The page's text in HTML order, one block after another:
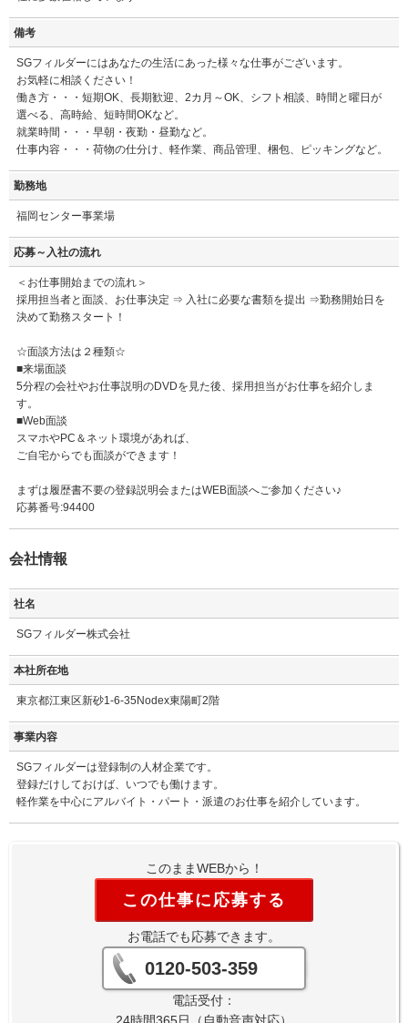
備考
SGフィルダーにはあなたの生活にあった様々な仕事がございます。
お気軽に相談ください！
働き方・・・短期OK、長期歓迎、2カ月～OK、シフト相談、時間と曜日が
選べる、高時給、短時間OKなど。
就業時間・・・早朝・夜勤・昼勤など。
仕事内容・・・荷物の仕分け、軽作業、商品管理、梱包、ピッキングなど。
勤務地
福岡センター事業場
応募～入社の流れ
＜お仕事開始までの流れ＞
採用担当者と面談、お仕事決定 ⇒ 入社に必要な書類を提出 ⇒勤務開始日を
決めて勤務スタート！
☆面談方法は２種類☆
■来場面談
5分程の会社やお仕事説明のDVDを見た後、採用担当がお仕事を紹介しま
す。
■Web面談
スマホやPC＆ネット環境があれば、
ご自宅からでも面談ができます！
まずは履歴書不要の登録説明会またはWEB面談へご参加ください♪
応募番号:94400
会社情報
社名
SGフィルダー株式会社
本社所在地
東京都江東区新砂1-6-35Nodex東陽町2階
事業内容
SGフィルダーは登録制の人材企業です。
登録だけしておけば、いつでも働けます。
軽作業を中心にアルバイト・パート・派遣のお仕事を紹介しています。
このままWEBから！
この仕事に応募する
お電話でも応募できます。
0120-503-359
電話受付：
24時間365日（自動音声対応）